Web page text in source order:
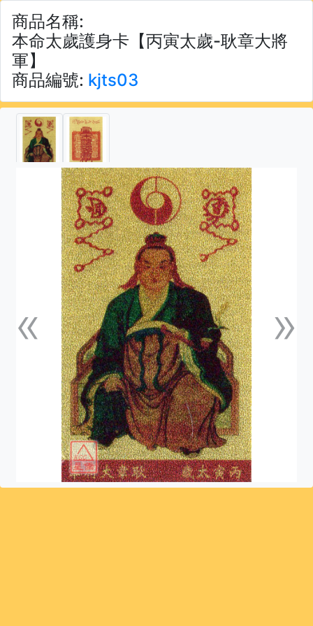
商品名稱:
本命太歲護身卡【丙寅太歲-耿章大將
軍】
商品編號: kjts03
«上一張 »下一